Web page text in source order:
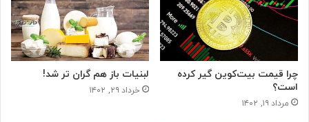
چرا قیمت بیت‌کوین گیر کرده
است؟
مرداد ۱۹, ۱۴۰۲
لبنیات باز هم گران تر شد!
خرداد ۲۹, ۱۴۰۲